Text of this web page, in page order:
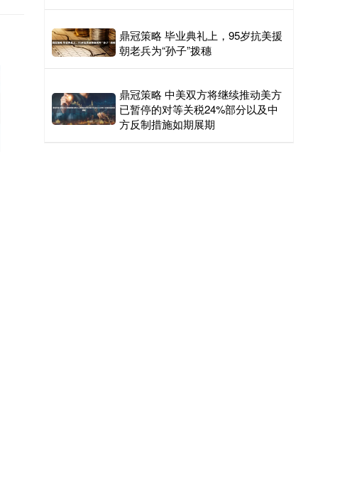
鼎冠策略 毕业典礼上，95岁抗美援
朝老兵为“孙子”拨穗
鼎冠策略 中美双方将继续推动美方
已暂停的对等关税24%部分以及中
方反制措施如期展期